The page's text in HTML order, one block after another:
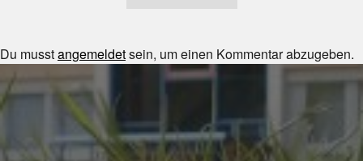
Du musstangemeldetsein, um einen Kommentar abzugeben.